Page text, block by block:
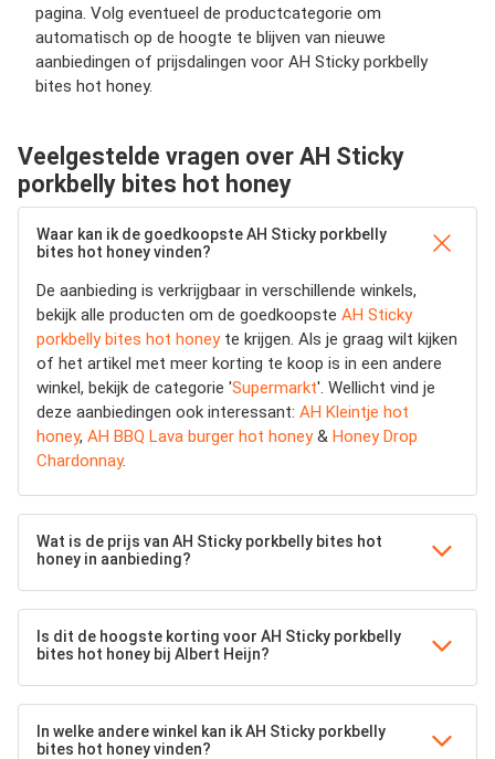
pagina. Volg eventueel de productcategorie om
automatisch op de hoogte te blijven van nieuwe
aanbiedingen of prijsdalingen voor AH Sticky porkbelly
bites hot honey.
Veelgestelde vragen over AH Sticky
porkbelly bites hot honey
Waar kan ik de goedkoopste AH Sticky porkbelly
bites hot honey vinden?
De aanbieding is verkrijgbaar in verschillende winkels,
bekijk alle producten om de goedkoopste AH Sticky
porkbelly bites hot honeyte krijgen. Als je graag wilt kijken
of het artikel met meer korting te koop is in een andere
winkel, bekijk de categorie 'Supermarkt'. Wellicht vind je
deze aanbiedingen ook interessant: AH Kleintje hot
honey, AH BBQ Lava burger hot honey& Honey Drop
Chardonnay.
Wat is de prijs van AH Sticky porkbelly bites hot
honey in aanbieding?
Is dit de hoogste korting voor AH Sticky porkbelly
bites hot honey bij Albert Heijn?
In welke andere winkel kan ik AH Sticky porkbelly
bites hot honey vinden?